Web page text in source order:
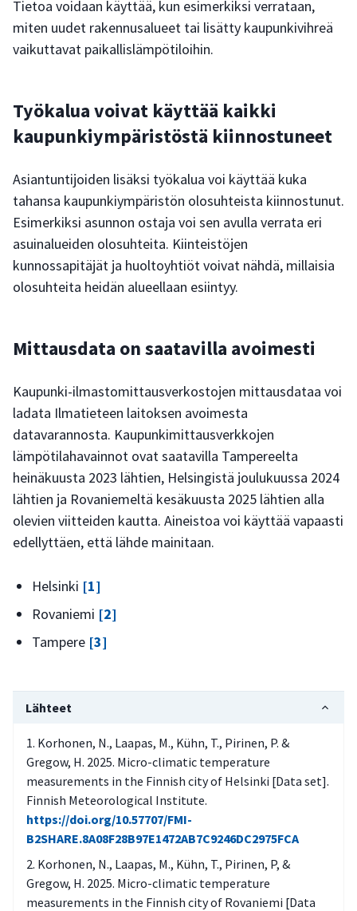
Tietoa voidaan käyttää, kun esimerkiksi verrataan,
miten uudet rakennusalueet tai lisätty kaupunkivihreä
vaikuttavat paikallislämpötiloihin.
Työkalua voivat käyttää kaikki
kaupunkiympäristöstä kiinnostuneet
Asiantuntijoiden lisäksi työkalua voi käyttää kuka
tahansa kaupunkiympäristön olosuhteista kiinnostunut.
Esimerkiksi asunnon ostaja voi sen avulla verrata eri
asuinalueiden olosuhteita. Kiinteistöjen
kunnossapitäjät ja huoltoyhtiöt voivat nähdä, millaisia
olosuhteita heidän alueellaan esiintyy.
Mittausdata on saatavilla avoimesti
Kaupunki-ilmastomittausverkostojen mittausdataa voi
ladata Ilmatieteen laitoksen avoimesta
datavarannosta. Kaupunkimittausverkkojen
lämpötilahavainnot ovat saatavilla Tampereelta
heinäkuusta 2023 lähtien, Helsingistä joulukuussa 2024
lähtien ja Rovaniemeltä kesäkuusta 2025 lähtien alla
olevien viitteiden kautta. Aineistoa voi käyttää vapaasti
edellyttäen, että lähde mainitaan.
Helsinki [1]
Rovaniemi [2]
Tampere [3]
Lähteet
Korhonen, N., Laapas, M., Kühn, T., Pirinen, P. &
Gregow, H. 2025. Micro-climatic temperature
measurements in the Finnish city of Helsinki [Data set].
Finnish Meteorological Institute.
https://doi.org/10.57707/FMI-
B2SHARE.8A08F28B97E1472AB7C9246DC2975FCA
Korhonen, N., Laapas, M., Kühn, T., Pirinen, P, &
Gregow, H. 2025. Micro-climatic temperature
measurements in the Finnish city of Rovaniemi [Data